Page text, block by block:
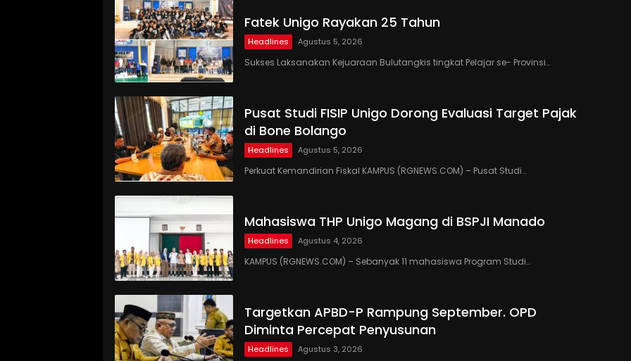
Fatek Unigo Rayakan 25 Tahun
Headlines Agustus 5, 2026
Sukses Laksanakan Kejuaraan Bulutangkis tingkat Pelajar se- Provinsi…
Pusat Studi FISIP Unigo Dorong Evaluasi Target Pajak
di Bone Bolango
Headlines Agustus 5, 2026
Perkuat Kemandirian Fiskal KAMPUS (RGNEWS.COM) – Pusat Studi…
Mahasiswa THP Unigo Magang di BSPJI Manado
Headlines Agustus 4, 2026
KAMPUS (RGNEWS.COM) – Sebanyak 11 mahasiswa Program Studi…
Targetkan APBD-P Rampung September. OPD
Diminta Percepat Penyusunan
Headlines Agustus 3, 2026